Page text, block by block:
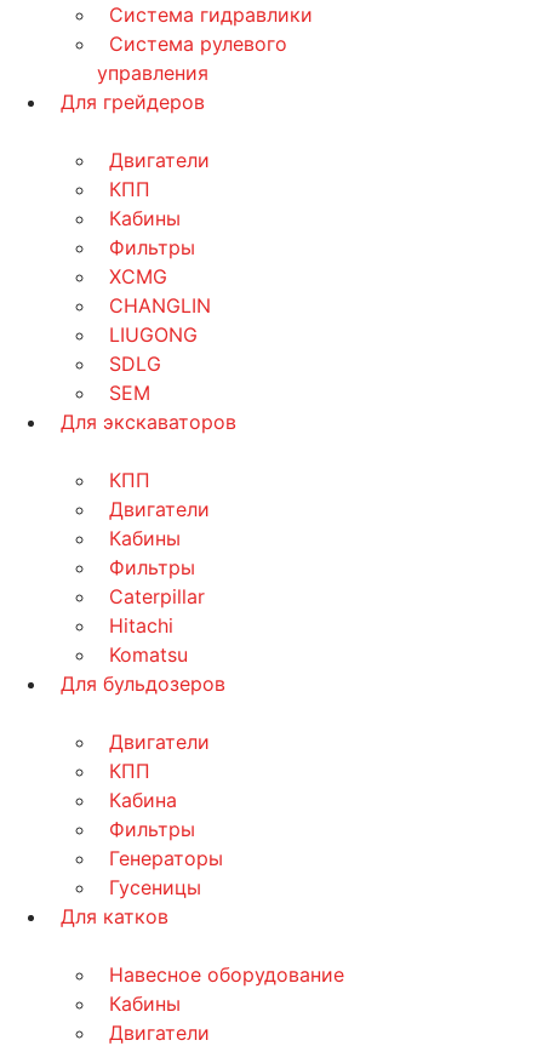
Система гидравлики
Система рулевого
управления
Для грейдеров
Двигатели
КПП
Кабины
Фильтры
XCMG
CHANGLIN
LIUGONG
SDLG
SEM
Для экскаваторов
КПП
Двигатели
Кабины
Фильтры
Caterpillar
Hitachi
Komatsu
Для бульдозеров
Двигатели
КПП
Кабина
Фильтры
Генераторы
Гусеницы
Для катков
Навесное оборудование
Кабины
Двигатели